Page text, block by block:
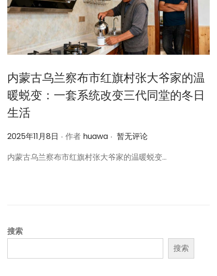
内蒙古乌兰察布市红旗村张大爷家的温
暖蜕变：一套系统改变三代同堂的冬日
生活
作
2025年11月8日 . 作者 huawa . 暂无评论
内蒙古乌兰察布市红旗村张大爷家的温暖蜕变…
搜索
搜索